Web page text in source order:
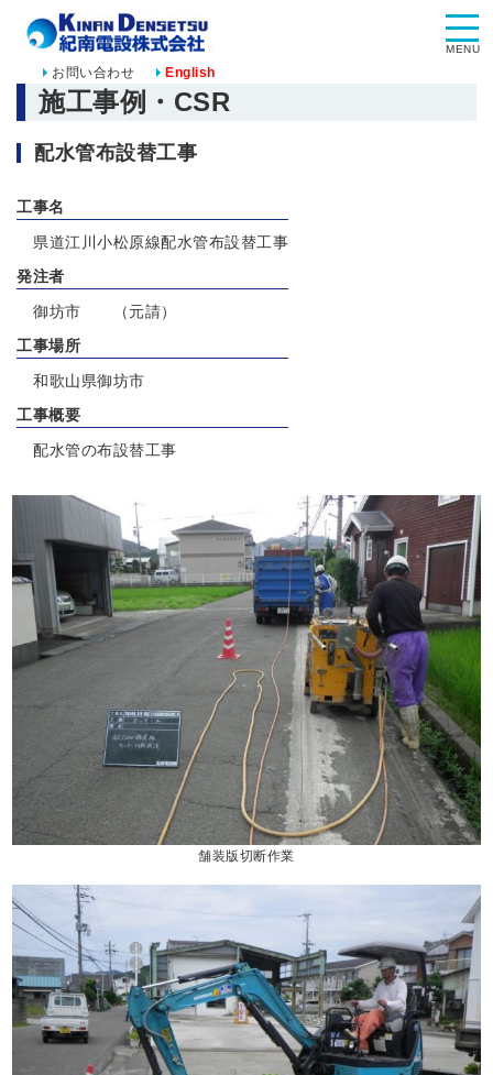
お問い合わせ English
MENU
施工事例・CSR
配水管布設替工事
工事名
県道江川小松原線配水管布設替工事
発注者
御坊市 （元請）
工事場所
和歌山県御坊市
工事概要
配水管の布設替工事
舗装版切断作業